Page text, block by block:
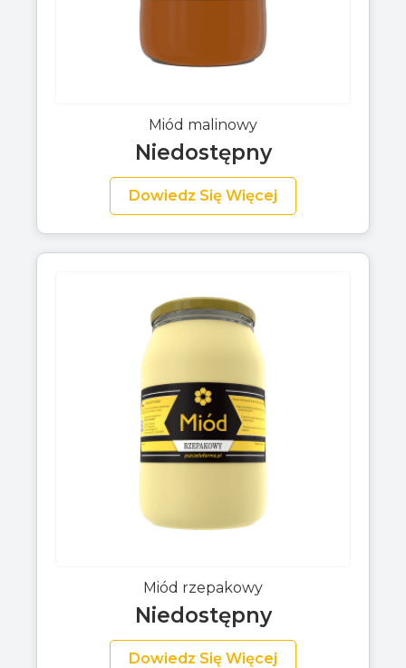
Miód malinowy
Niedostępny
Dowiedz Się Więcej
Miód rzepakowy
Niedostępny
Dowiedz Się Więcej